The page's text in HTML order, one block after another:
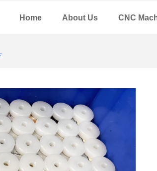
Home About Us CNC